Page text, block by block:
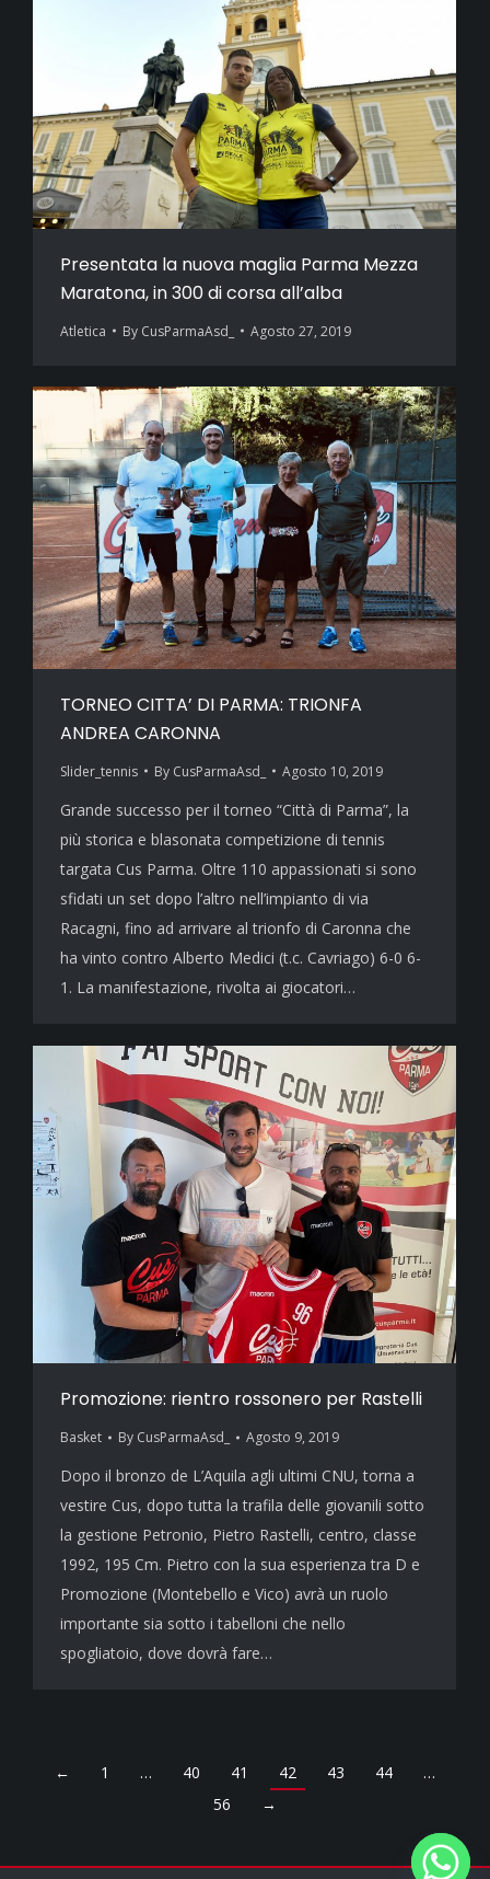
Presentata la nuova maglia Parma Mezza
Maratona, in 300 di corsa all’alba
Atletica By CusParmaAsd_ Agosto 27, 2019
TORNEO CITTA’ DI PARMA: TRIONFA
ANDREA CARONNA
Slider_tennis By CusParmaAsd_ Agosto 10, 2019
Grande successo per il torneo “Città di Parma”, la
più storica e blasonata competizione di tennis
targata Cus Parma. Oltre 110 appassionati si sono
sfidati un set dopo l’altro nell’impianto di via
Racagni, fino ad arrivare al trionfo di Caronna che
ha vinto contro Alberto Medici (t.c. Cavriago) 6-0 6-
1. La manifestazione, rivolta ai giocatori…
Promozione: rientro rossonero per Rastelli
Basket By CusParmaAsd_ Agosto 9, 2019
Dopo il bronzo de L’Aquila agli ultimi CNU, torna a
vestire Cus, dopo tutta la trafila delle giovanili sotto
la gestione Petronio, Pietro Rastelli, centro, classe
1992, 195 Cm. Pietro con la sua esperienza tra D e
Promozione (Montebello e Vico) avrà un ruolo
importante sia sotto i tabelloni che nello
spogliatoio, dove dovrà fare…
← 1 … 40 41 42 43 44
…
56
→